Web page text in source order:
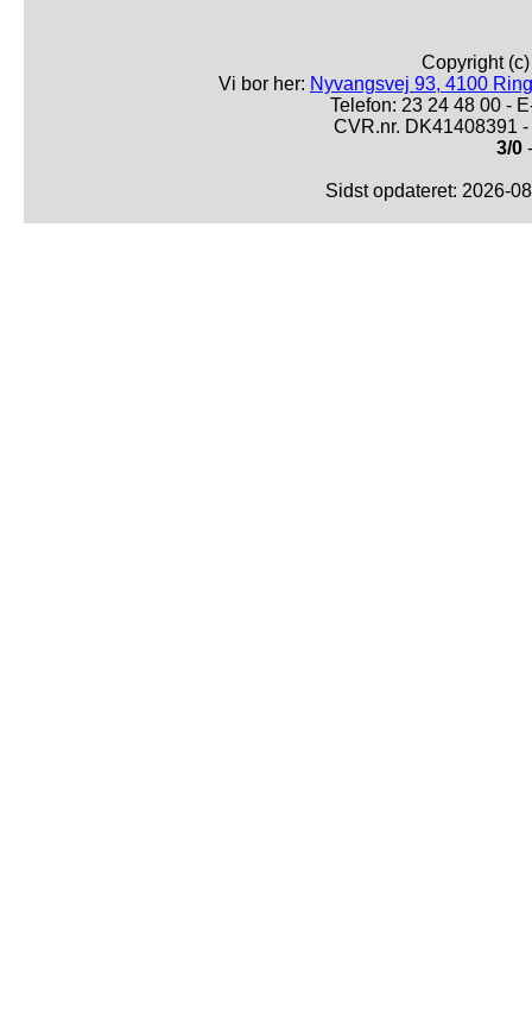
Copyright
Vi bor her: Nyvangsvej 93, 4100
Telefon: 23 24 48 00 -
CVR.nr. DK41408391
3/0
Sidst opdateret: 2026-